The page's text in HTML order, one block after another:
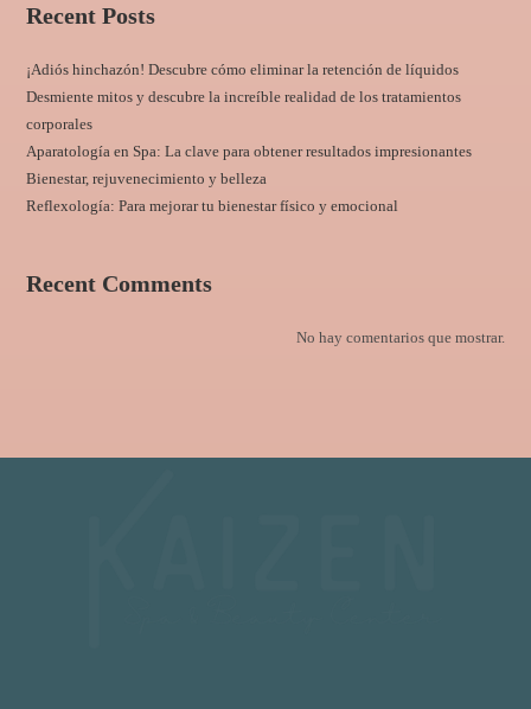
Recent Posts
¡Adiós hinchazón! Descubre cómo eliminar la retención de líquidos
Desmiente mitos y descubre la increíble realidad de los tratamientos
corporales
Aparatología en Spa: La clave para obtener resultados impresionantes
Bienestar, rejuvenecimiento y belleza
Reflexología: Para mejorar tu bienestar físico y emocional
Recent Comments
No hay comentarios que mostrar.